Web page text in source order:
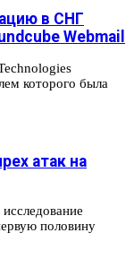
в СНГ
Webmail
которого была
атак на
половину